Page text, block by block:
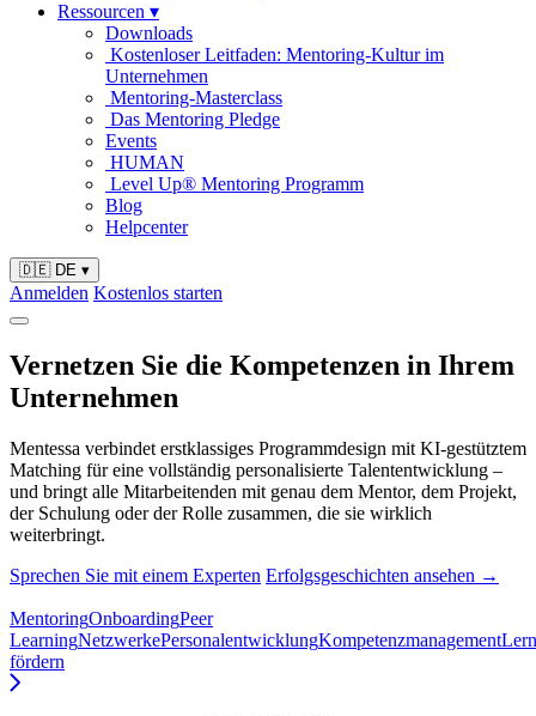
Ressourcen ▾
Downloads
Kostenloser Leitfaden: Mentoring-Kultur im
Unternehmen
Mentoring-Masterclass
Das Mentoring Pledge
Events
HUMAN
Level Up® Mentoring Programm
Blog
Helpcenter
🇩🇪 DE ▾
Anmelden Kostenlos starten
Vernetzen Sie die Kompetenzen in Ihrem
Unternehmen
Mentessa verbindet erstklassiges Programmdesign mit KI-gestütztem
Matching für eine vollständig personalisierte Talententwicklung –
und bringt alle Mitarbeitenden mit genau dem Mentor, dem Projekt,
der Schulung oder der Rolle zusammen, die sie wirklich
weiterbringt.
Sprechen Sie mit einem Experten Erfolgsgeschichten ansehen →
MentoringOnboardingPeer
LearningNetzwerkePersonalentwicklungKompetenzmanagement
fördern